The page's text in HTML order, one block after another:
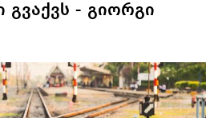
გვაქვს - გიორგი